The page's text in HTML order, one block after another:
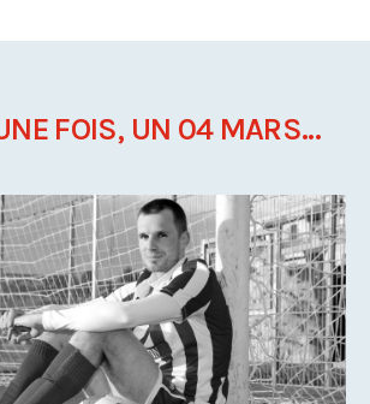
FOIS, UN 04 MARS...